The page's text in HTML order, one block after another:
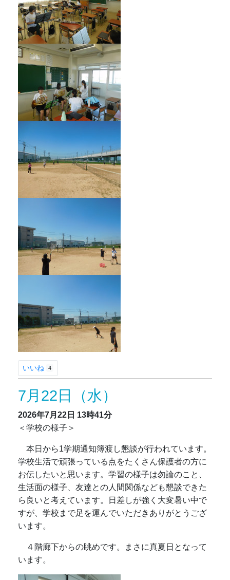
いいね 4
7月22日（水）
2026年7月22日 13時41分
＜学校の様子＞
本日から1学期通知簿渡し懇談が行われています。
学校生活で頑張っている点をたくさん保護者の方に
お伝したいと思います。学習の様子は勿論のこと、
生活面の様子、友達との人間関係なども懇談できた
ら良いと考えています。日差しが強く大変暑い中で
すが、学校まで足を運んでいただきありがとうござ
います。
４階廊下からの眺めです。まさに真夏日となって
います。